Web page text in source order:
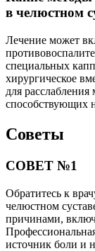
в челюстном
Лечение может
специальных
хирургическое
для
способствующих
Советы
СОВЕТ №1
Обратитесь к
челюстном
причинами,
источник боли и